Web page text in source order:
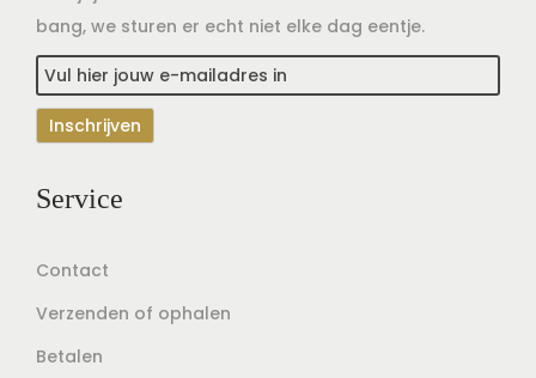
bang, we sturen er echt niet elke dag eentje.
Service
Contact
Verzenden of ophalen
Betalen